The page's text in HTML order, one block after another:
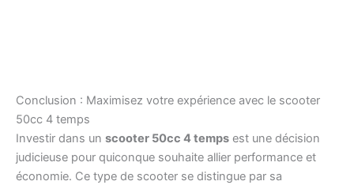
Conclusion : Maximisez votre expérience avec le scooter
50cc 4 temps
Investir dans un scooter 50cc 4 temps est une décision
judicieuse pour quiconque souhaite allier performance et
économie. Ce type de scooter se distingue par sa